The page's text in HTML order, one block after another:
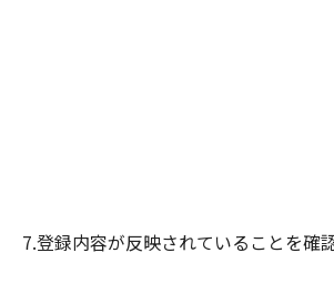
7.登録内容が反映されていることを確